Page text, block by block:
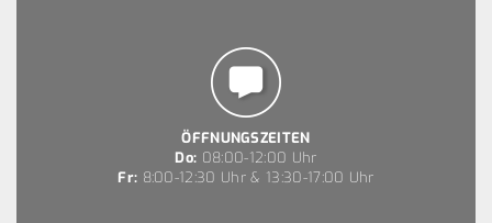
ÖFFNUNGSZEITEN
Do: 08:00-12:00 Uhr
Fr: 8:00-12:30 Uhr & 13:30-17:00 Uhr